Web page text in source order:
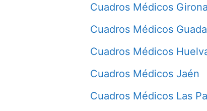
Cuadros Médicos Girona
Cuadros Médicos
Cuadros Médicos
Cuadros Médicos Jaén
Cuadros Médicos Las